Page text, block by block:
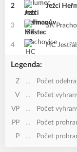
2 Ježci
3 SK
4 HC
Legenda:
Z ...
Počet
V
...
Počet
VP
...
Počet
PP
...
Počet
P
... Počet